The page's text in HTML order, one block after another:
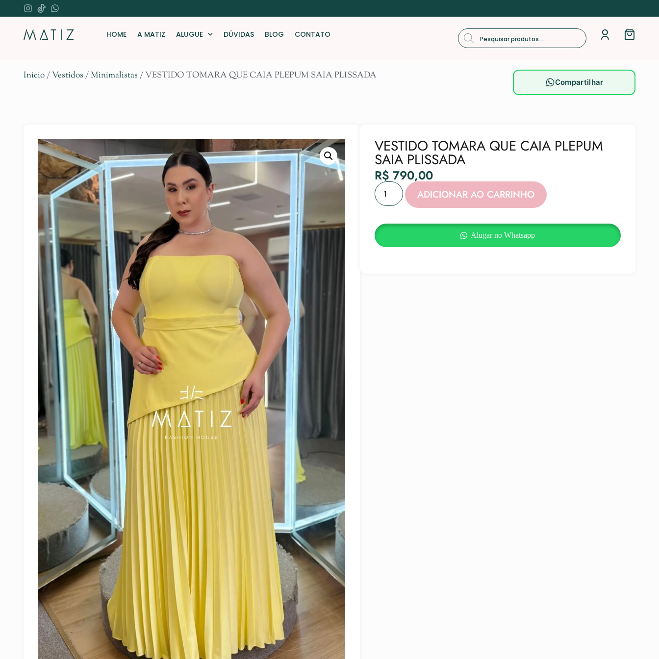
HOME A MATIZ ALUGUE DÚVIDAS BLOG CONTATO
Início/Vestidos /Minimalistas / VESTIDO TOMARA QUE CAIA PLEPUM SAIA PLISSADA
Compartilhar
VESTIDO TOMARA QUE CAIA PLEPUM
SAIA PLISSADA
R$ 790,00
ADICIONAR AO CARRINHO
Alugar no Whatsapp